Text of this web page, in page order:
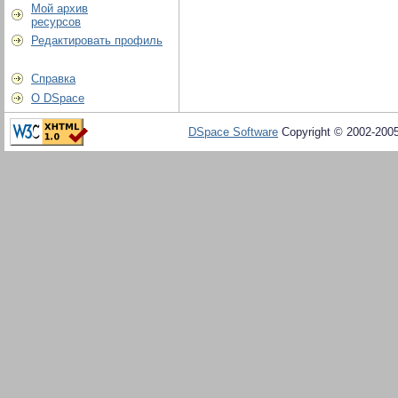
Мой архив
ресурсов
Редактировать профиль
Справка
О DSpace
DSpace Software Copyright © 2002-